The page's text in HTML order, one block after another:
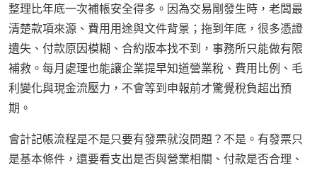
整理比年底一次補帳安全得多。因為交易剛發生時，老闆最
清楚款項來源、費用用途與文件背景；拖到年底，很多憑證
遺失、付款原因模糊、合約版本找不到，事務所只能做有限
補救。每月處理也能讓企業提早知道營業稅、費用比例、毛
利變化與現金流壓力，不會等到申報前才驚覺稅負超出預
期。
會計記帳流程是不是只要有發票就沒問題？不是。有發票只
是基本條件，還要看支出是否與營業相關、付款是否合理、